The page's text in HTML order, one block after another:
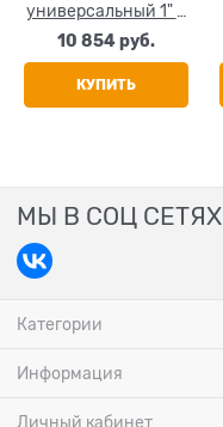
универсальный 1" с
манометром
10 854 руб.
КУПИТЬ
МЫ В СОЦ СЕТЯХ
Категории
Информация
Личный кабинет